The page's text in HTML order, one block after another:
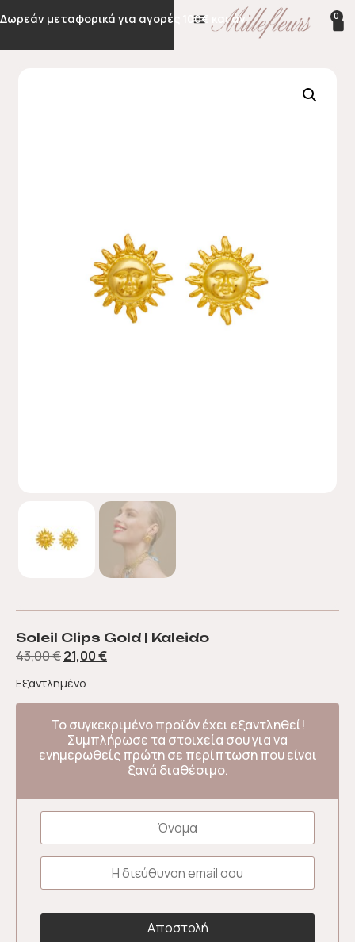
Δωρεάν μεταφορικά για αγορές 100€ και άνω 0
Soleil Clips Gold | Kaleido
43,00€21,00€
Εξαντλημένο
Το συγκεκριμένο προϊόν έχει εξαντληθεί!
Συμπλήρωσε τα στοιχεία σου για να
ενημερωθείς πρώτη σε περίπτωση που είναι
ξανά διαθέσιμο.